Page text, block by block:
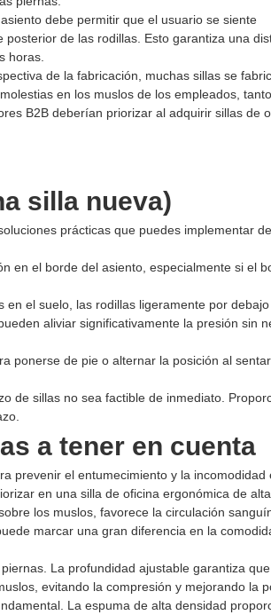
debe permitir que el usuario se siente
de las rodillas. Esto garantiza una
horas.
de la fabricación, muchas sillas se
en los muslos de los empleados,
B2B deberían priorizar al adquirir sillas de
silla nueva)
prácticas que puedes implementar de
en el borde del asiento, especialmente si el
el suelo, las rodillas ligeramente por
aliviar significativamente la presión sin
ponerse de pie o alternar la posición al
de sillas no sea factible de inmediato.
a tener en cuenta
prevenir el entumecimiento y la incomodidad
en una silla de oficina ergonómica de
los muslos, favorece la circulación
marcar una gran diferencia en la
La profundidad ajustable garantiza
evitando la compresión y mejorando la
La espuma de alta densidad